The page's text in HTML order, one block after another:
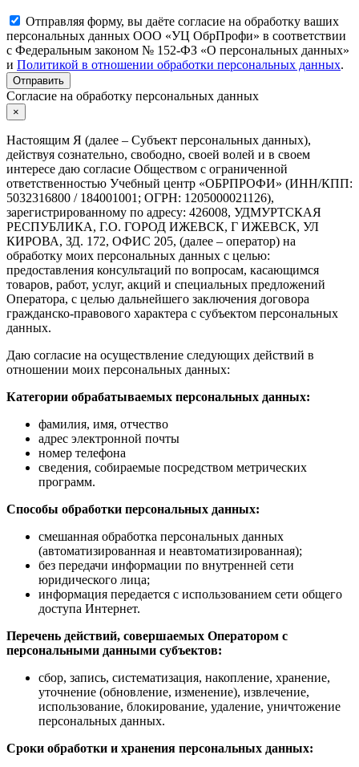
Отправляя форму, вы даёте согласие на обработку ваших
персональных данных ООО «УЦ ОбрПрофи» в соответствии
с Федеральным законом № 152-ФЗ «О персональных данных»
и Политикой в отношении обработки персональных данных.
Отправить
Согласие на обработку персональных данных
×
Настоящим Я (далее – Субъект персональных данных),
действуя сознательно, свободно, своей волей и в своем
интересе даю согласие Обществом с ограниченной
ответственностью Учебный центр «ОБРПРОФИ» (ИНН/КПП:
5032316800 / 184001001; ОГРН: 1205000021126),
зарегистрированному по адресу: 426008, УДМУРТСКАЯ
РЕСПУБЛИКА, Г.О. ГОРОД ИЖЕВСК, Г ИЖЕВСК, УЛ
КИРОВА, ЗД. 172, ОФИС 205, (далее – оператор) на
обработку моих персональных данных с целью:
предоставления консультаций по вопросам, касающимся
товаров, работ, услуг, акций и специальных предложений
Оператора, с целью дальнейшего заключения договора
гражданско-правового характера с субъектом персональных
данных.
Даю согласие на осуществление следующих действий в
отношении моих персональных данных:
Категории обрабатываемых персональных данных:
фамилия, имя, отчество
адрес электронной почты
номер телефона
сведения, собираемые посредством метрических
программ.
Способы обработки персональных данных:
смешанная обработка персональных данных
(автоматизированная и неавтоматизированная);
без передачи информации по внутренней сети
юридического лица;
информация передается с использованием сети общего
доступа Интернет.
Перечень действий, совершаемых Оператором с
персональными данными субъектов:
сбор, запись, систематизация, накопление, хранение,
уточнение (обновление, изменение), извлечение,
использование, блокирование, удаление, уничтожение
персональных данных.
Сроки обработки и хранения персональных данных: